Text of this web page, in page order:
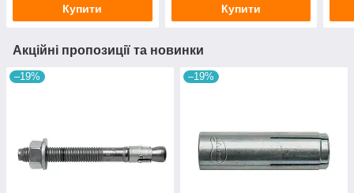
Купити Купити
Акційні пропозиції та новинки
–19% –19%